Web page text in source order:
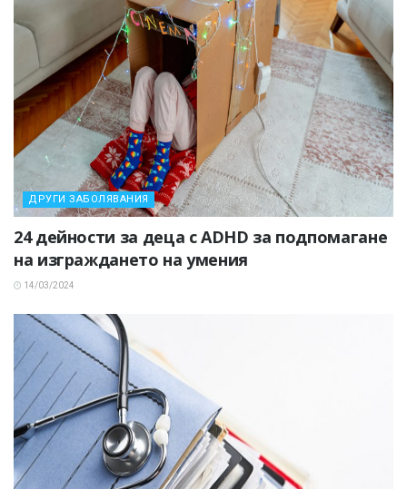
ДРУГИ ЗАБОЛЯВАНИЯ
24 дейности за деца с ADHD за подпомагане
на изграждането на умения
14/03/2024